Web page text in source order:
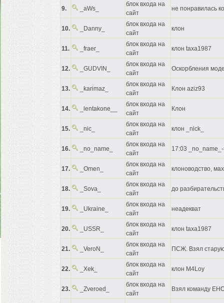
9. _aWs_
блок входа на
сайт
не понравилась
10. _Danny_
блок входа на
сайт
клон
11. _fraer_
блок входа на
сайт
клон taxa1987
12. _GUDVIN_
блок входа на
сайт
Оскорбления
13. _karimaz_
блок входа на
сайт
Клон aziz93
14. _lentakone__
блок входа на
сайт
Клон
15. _nic_
блок входа на
сайт
клон _nick_
16. _no_name_
блок входа на
сайт
17:03
17. _Omen_
блок входа на
сайт
клоноводство,
18. _Sova_
блок входа на
сайт
до
19. _Ukraine_
блок входа на
сайт
неадекват
20. _USSR_
блок входа на
сайт
клон taxa1987
21. _VeroN_
блок входа на
сайт
ПСЖ. Взял
22. _Xek_
блок входа на
сайт
клон M4Loy
23. _Zveroed_
блок входа на
сайт
Взял команду